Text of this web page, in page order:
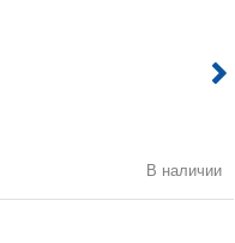
В наличии